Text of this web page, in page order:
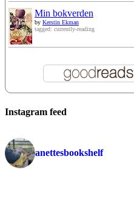
Min bokverden
by Kerstin Ekman
tagged: currently-reading
Instagram feed
anettesbookshelf